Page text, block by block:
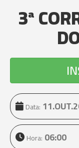
3ª
Data:
Hora: 06:00